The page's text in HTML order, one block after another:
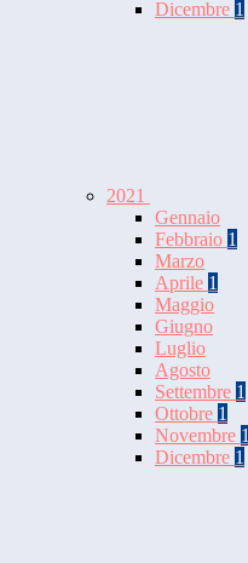
Dicembre 1
2021
Gennaio
Febbraio 1
Marzo
Aprile 1
Maggio
Giugno
Luglio
Agosto
Settembre 1
Ottobre 1
Novembre 1
Dicembre 1